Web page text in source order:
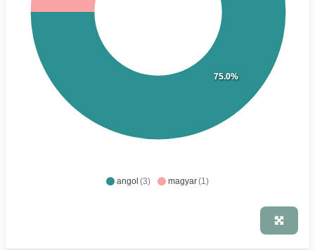
angol (3) magyar(1)
75.0%